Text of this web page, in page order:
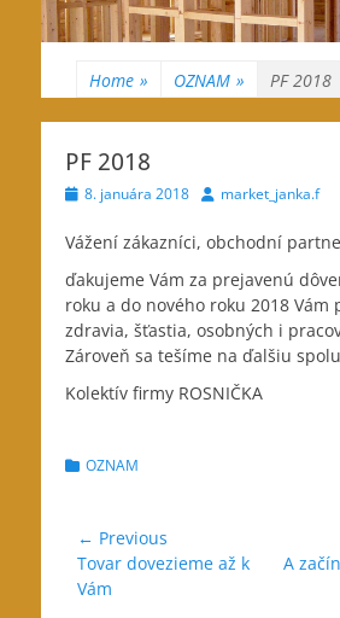
Home » OZNAM » PF 2018
PF 2018
Posted
8. januára 2018 Authormarket_janka.f
Vážení zákazníci, obchodní
ďakujeme Vám za prejavenú
roku a do nového roku 2018 Vám
zdravia, šťastia, osobných i
Zároveň sa tešíme na ďalšiu
Kolektív firmy ROSNIČKA
Categories
OZNAM
Navigácia
v
článku
← Previous
Previous
post:
Tovar dovezieme až k
Vám
Next
A